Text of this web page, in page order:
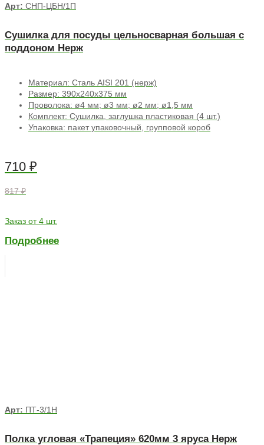
Арт: СНП-ЦБН/1П
Сушилка для посуды цельносварная большая с
поддоном Нерж
Материал: Сталь AISI 201 (нерж)
Размер: 390х240х375 мм
Проволока: ø4 мм; ø3 мм; ø2 мм; ø1,5 мм
Комплект: Сушилка, заглушка пластиковая (4 шт.)
Упаковка: пакет упаковочный, групповой короб
710 ₽
817 ₽
Заказ от 4 шт.
Подробнее
Арт: ПТ-3/1Н
Полка угловая «Трапеция» 620мм 3 яруса Нерж